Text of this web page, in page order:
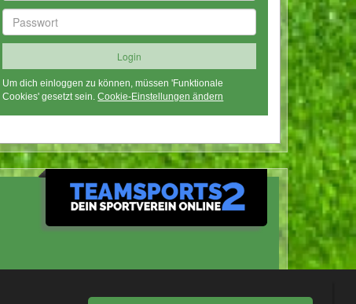
Um dich einloggen zu können, müssen 'Funktionale
Cookies' gesetzt sein.Cookie-Einstellungen ändern